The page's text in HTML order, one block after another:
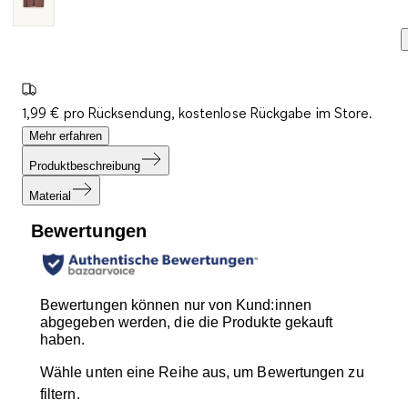
1,99 € pro Rücksendung, kostenlose Rückgabe im Store.
Mehr erfahren
Produktbeschreibung
Material
Bewertungen
Bewertungen können nur von Kund:innen
abgegeben werden, die die Produkte gekauft
haben.
Wähle unten eine Reihe aus, um Bewertungen zu
filtern.